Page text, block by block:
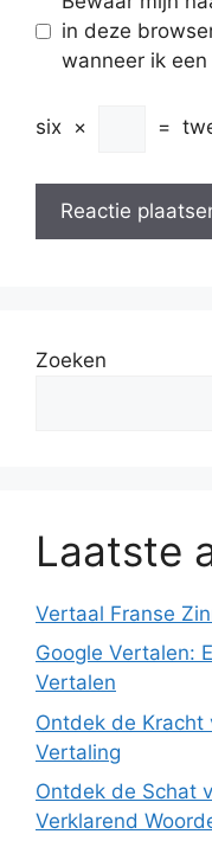
in deze
wanneer ik
six × =
Zoeken
Laatste
Vertaal Franse
Google Vertalen:
Vertalen
Ontdek de Kracht
Vertaling
Ontdek de Schat
Verklarend